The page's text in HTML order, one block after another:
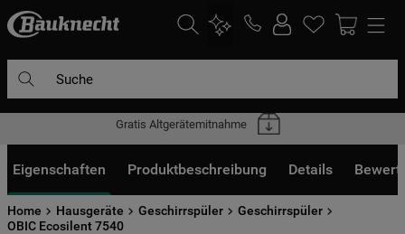
Gratis Altgerätemitnahme
Eigenschaften Produktbeschreibung Details
Home Hausgeräte Geschirrspüler
Geschirrspüler
OBIC Ecosilent 7540
DIE HÄUFIGSTEN SUCHANFRAGEN
2. geschirrspülern
3. kühlgefrierkombination